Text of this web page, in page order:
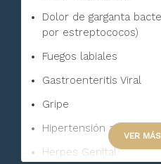
Dolor de garganta
por estreptococos)
Fuegos labiales
Gastroenteritis Viral
Gripe
Hipertensión arterial
Herpes Genital
VER MÁS